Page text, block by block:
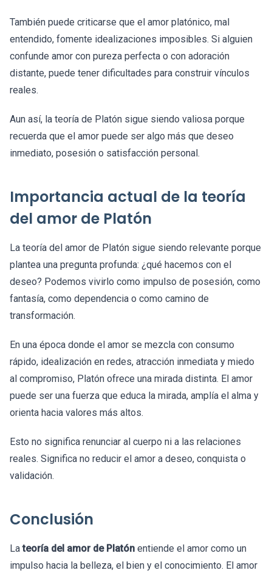
También puede criticarse que el amor platónico, mal
entendido, fomente idealizaciones imposibles. Si alguien
confunde amor con pureza perfecta o con adoración
distante, puede tener dificultades para construir vínculos
reales.
Aun así, la teoría de Platón sigue siendo valiosa porque
recuerda que el amor puede ser algo más que deseo
inmediato, posesión o satisfacción personal.
Importancia actual de la teoría
del amor de Platón
La teoría del amor de Platón sigue siendo relevante porque
plantea una pregunta profunda: ¿qué hacemos con el
deseo? Podemos vivirlo como impulso de posesión, como
fantasía, como dependencia o como camino de
transformación.
En una época donde el amor se mezcla con consumo
rápido, idealización en redes, atracción inmediata y miedo
al compromiso, Platón ofrece una mirada distinta. El amor
puede ser una fuerza que educa la mirada, amplía el alma y
orienta hacia valores más altos.
Esto no significa renunciar al cuerpo ni a las relaciones
reales. Significa no reducir el amor a deseo, conquista o
validación.
Conclusión
Lateoría del amor de Platón entiende el amor como un
impulso hacia la belleza, el bien y el conocimiento. El amor